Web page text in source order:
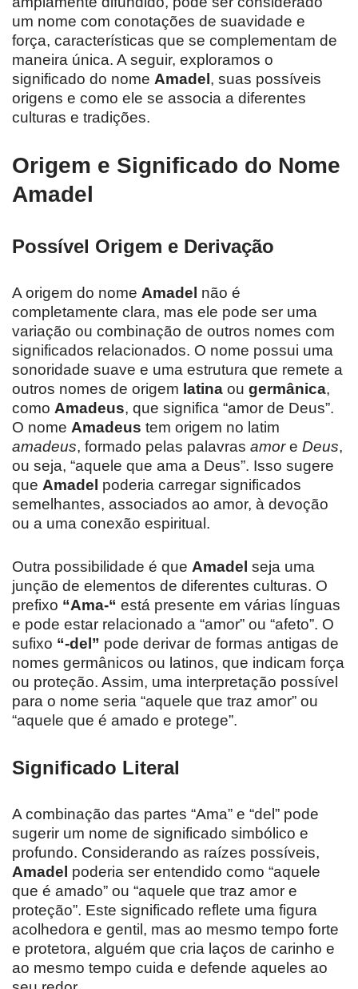
um nome com conotações de suavidade e
força, características que se complementam de
maneira única. A seguir, exploramos o
significado do nome Amadel , suas possíveis
origens e como ele se associa a diferentes
culturas e tradições.
Origem e Significado do Nome
Amadel
Possível Origem e Derivação
A origem do nome Amadel não é
completamente clara, mas ele pode ser uma
variação ou combinação de outros nomes com
significados relacionados. O nome possui uma
sonoridade suave e uma estrutura que remete a
outros nomes de origem latina ou germânica,
como Amadeus, que significa “amor de Deus”.
O nome Amadeus tem origem no latim
amadeus, formado pelas palavras amore Deus,
ou seja, “aquele que ama a Deus”. Isso sugere
que Amadel poderia carregar significados
semelhantes, associados ao amor, à devoção
ou a uma conexão espiritual.
Outra possibilidade é que Amadel seja uma
junção de elementos de diferentes culturas. O
prefixo “Ama-“ está presente em várias línguas
e pode estar relacionado a “amor” ou “afeto”. O
sufixo “-del” pode derivar de formas antigas de
nomes germânicos ou latinos, que indicam força
ou proteção. Assim, uma interpretação possível
para o nome seria “aquele que traz amor” ou
“aquele que é amado e protege”.
Significado Literal
A combinação das partes “Ama” e “del” pode
sugerir um nome de significado simbólico e
profundo. Considerando as raízes possíveis,
Amadel poderia ser entendido como “aquele
que é amado” ou “aquele que traz amor e
proteção”. Este significado reflete uma figura
acolhedora e gentil, mas ao mesmo tempo forte
e protetora, alguém que cria laços de carinho e
ao mesmo tempo cuida e defende aqueles ao